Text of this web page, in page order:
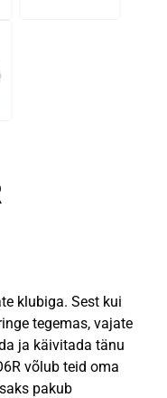
klubiga. Sest kui
tegemas, vajate
ja käivitada tänu
võlub teid oma
pakub